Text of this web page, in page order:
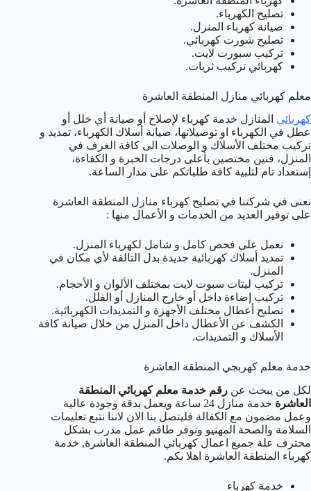
تصليح الكهرباء.
صيانة كهرباء المنزل.
تصليح شورت كهربائي.
تركيب سبورت لايت.
كهربائي تركيب ثريات.
معلم كهربائي منازل المنطقة العاشرة
كهربائي المنازل خدمة كهرباء لإصلاح أو صيانة أي خلل أو
عطل في الكهرباء او توصيلاتها، صيانة أسلاك الكهرباء، تمديد و
تركيب مختلف الأسلاك و الوصلات الى كافة الغرف في
المنزل، فنين مختصين بأعلى درجات الخبرة و الكفاءة،
إستعداد تام لتلبية كافة طلباتكم على مدار الساعة.
نعنى في شركتنا في تصليح كهرباء منازل المنطقة العاشرة
على توفير العديد من الخدمات و الأعمال منها :
نعمل على فحص كامل و شامل لكهرباء المنزل.
تمديد أسلاك كهربائية جديدة بدل التالفة لأي مكان في
المنزل.
تركيب ليتات سبوت لايت بمختلف الألوان و الأحجام.
تركيب إضاءة داخل أو خارج المنازل أو الفلل.
تصليح أعطال مختلف الأجهزة و التمديدات الكهربائية.
الكشف عن الأعطال داخل المنزل من خلال صيانة كافة
الأسلاك و التمديدات.
خدمة معلم كهربجي المنطقة العاشرة
لكل من يبحث عن رقم خدمة معلم كهربائي المنطقة
العاشرة
خدمة منازل 24 ساعة ويعمل بدقة وجودة عالية
وعمل مضمون مع الكفالة فليتصل بنا الان لاننا نتبع تعليمات
السلامة والصحة المهنيو ونوفر طاقم عمل مدرب بشكل
محترف علة جميع اعمال كهربائي المنطقة العاشرة, خدمة
كهرباء المنطقة العاشرة اهلا بكم.
خدمة كهرباء